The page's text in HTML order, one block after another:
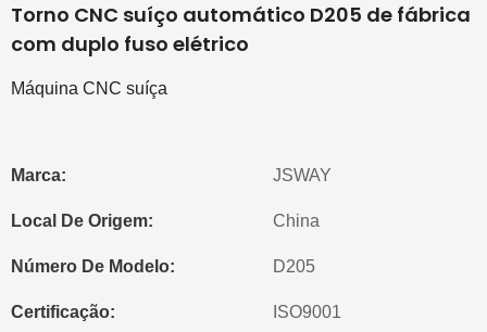
Torno CNC suíço automático D205 de fábrica
com duplo fuso elétrico
Máquina CNC suíça
Marca: JSWAY
Local De Origem: China
Número De Modelo: D205
Certificação: ISO9001